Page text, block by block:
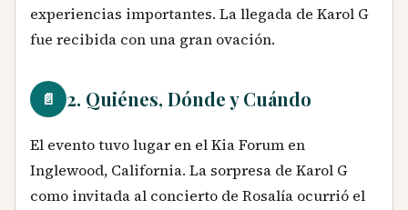
experiencias importantes. La llegada de Karol G
fue recibida con una gran ovación.
📄 2. Quiénes, Dónde y Cuándo
El evento tuvo lugar en el Kia Forum en
Inglewood, California. La sorpresa de Karol G
como invitada al concierto de Rosalía ocurrió el